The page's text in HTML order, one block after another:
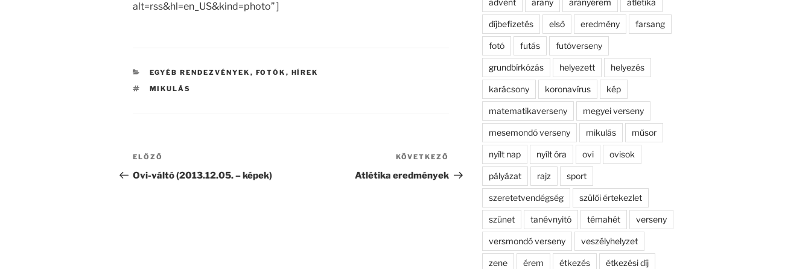
alt=rss&hl=en_US&kind=photo” ]
KATEGÓRIÁK
EGYÉB RENDEZVÉNYEK , FOTÓK , HÍREK
CÍMKÉK
MIKULÁS
Bejegyzés
navigáció
Korábbi
bejegyzés
ELŐZŐ
Ovi-váltó (2013.12.05. – képek)
Következő
bejegyzés
KÖVETKEZŐ
Atlétika eredmények
advent arany aranyérem atlétika
díjbefizetés első eredmény farsang
fotó futás futóverseny
grundbírkózás helyezett helyezés
karácsony koronavírus kép
matematikaverseny megyei verseny
mesemondó verseny mikulás műsor
nyílt nap nyílt óra ovi ovisok
pályázat rajz sport
szeretetvendégség szülői értekezlet
szünet tanévnyitó témahét verseny
versmondó verseny veszélyhelyzet
zene érem étkezés étkezési díj